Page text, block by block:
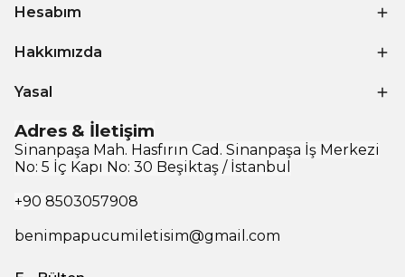
Hesabım
Hakkımızda
Yasal
Adres & İletişim
Sinanpaşa Mah. Hasfırın Cad. Sinanpaşa İş Merkezi
No: 5 İç Kapı No: 30 Beşiktaş / İstanbul
+90 8503057908
benimpapucumiletisim@gmail.com